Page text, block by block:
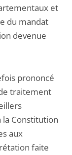
et
du mandat
devenue
prononcé
traitement
la Constitution
aux
faite